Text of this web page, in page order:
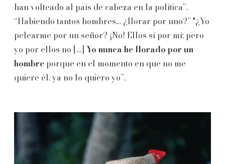
han volteado al país de cabeza en la política”.
“Habiendo tantos hombres… ¿llorar por uno?” "¿Yo
pelearme por un señor? ¡No! Ellos sí por mí; pero
yo por ellos no […] Yo nunca he llorado por un
hombre porque en el momento en que no me
quiere él, ya no lo quiero yo”.